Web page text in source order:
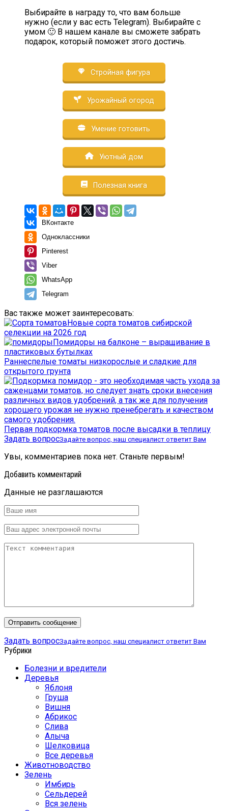
Выбирайте в награду то, что вам больше
нужно (если у вас есть Telegram). Выбирайте с
умом 🙂 В нашем канале вы сможете забрать
подарок, который поможет этого достичь.
Стройная фигура
Урожайный огород
Умение готовить
Уютный дом
Полезная книга
ВКонтакте
Одноклассники
Pinterest
Viber
WhatsApp
Telegram
Вас также может заинтересовать:
Новые сорта томатов сибирской
селекции на 2026 год
Помидоры на балконе – выращивание в
пластиковых бутылках
Раннеспелые томаты низкорослые и сладкие для
открытого грунта
Первая подкормка томатов после высадки в теплицу
Задать вопросЗадайте вопрос, наш специалист ответит Вам
Увы, комментариев пока нет. Станьте первым!
Добавить комментарий
Данные не разглашаются
Задать вопросЗадайте вопрос, наш специалист ответит Вам
Рубрики
Болезни и вредители
Деревья
Яблоня
Груша
Вишня
Абрикос
Слива
Алыча
Шелковица
Все деревья
Животноводство
Зелень
Имбирь
Сельдерей
Вся зелень